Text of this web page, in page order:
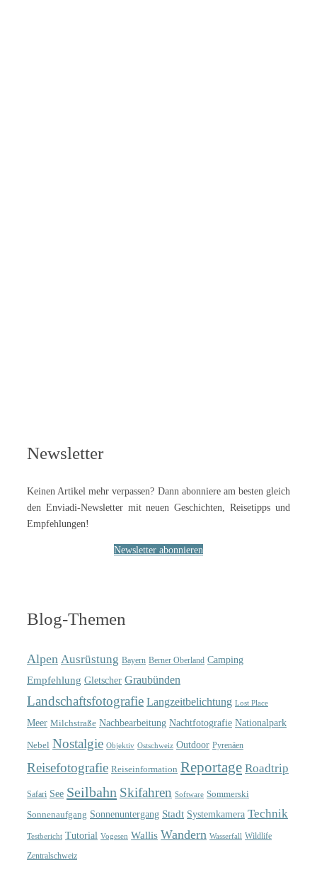
Newsletter
Keinen Artikel mehr verpassen? Dann abonniere am besten gleich
den Enviadi-Newsletter mit neuen Geschichten, Reisetipps und
Empfehlungen!
Newsletter abonnieren
Blog-Themen
Alpen Ausrüstung Bayern Berner Oberland Camping
Empfehlung Gletscher Graubünden
Landschaftsfotografie Langzeitbelichtung Lost Place
Meer Milchstraße Nachbearbeitung Nachtfotografie Nationalpark
Nebel Nostalgie Objektiv Ostschweiz Outdoor Pyrenäen
Reisefotografie Reiseinformation Reportage Roadtrip
Safari See Seilbahn Skifahren Software Sommerski
Sonnenaufgang Sonnenuntergang Stadt Systemkamera Technik
Testbericht Tutorial Vogesen Wallis Wandern Wasserfall Wildlife
Zentralschweiz